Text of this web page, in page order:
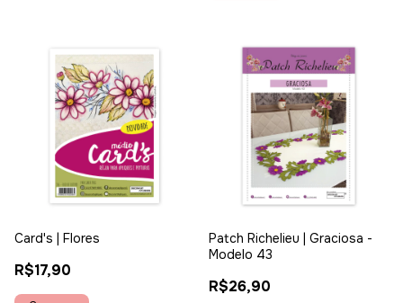
Card's | Flores
R$17,90
Patch Richelieu | Graciosa -
Modelo 43
R$26,90